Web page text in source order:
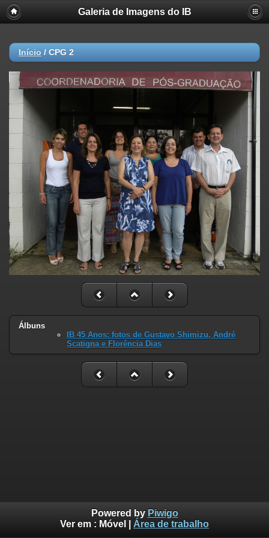
Galeria de Imagens do IB
Início / CPG 2
Álbuns
IB 45 Anos: fotos de Gustavo Shimizu, André
Scatigna e Florência Dias
Powered by Piwigo
Ver em : Móvel Área de trabalho